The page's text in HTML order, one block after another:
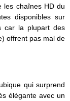
les chaînes HD du
disponibles sur
car la plupart des
offrent pas mal de
qui surprend
élégante avec un